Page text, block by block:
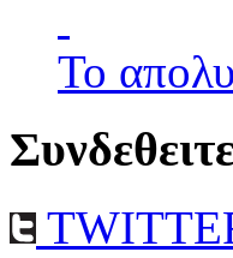
Το